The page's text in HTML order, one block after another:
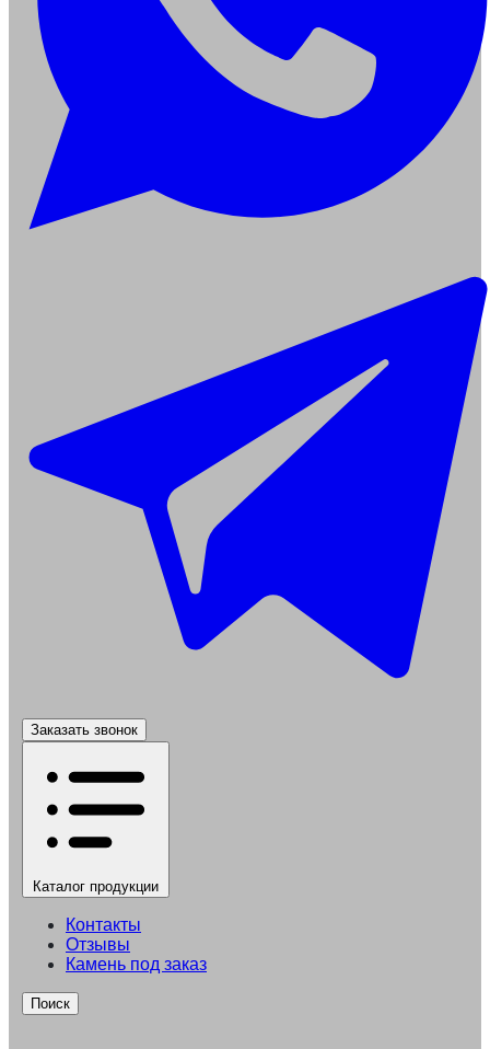
Заказать звонок
Каталог продукции
Контакты
Отзывы
Камень под заказ
Поиск